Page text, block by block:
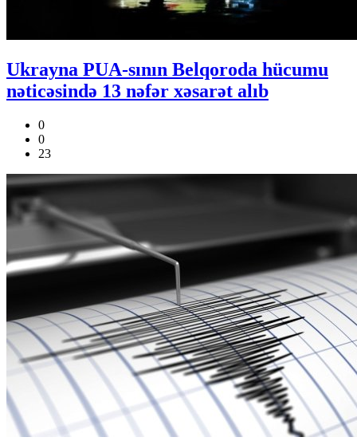
Ukrayna PUA-sının Belqoroda hücumu
nəticəsində 13 nəfər xəsarət alıb
0
0
23